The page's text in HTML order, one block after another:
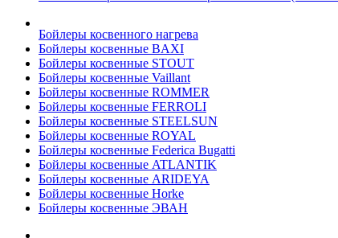
Бойлеры косвенного нагрева
Бойлеры косвенные BAXI
Бойлеры косвенные STOUT
Бойлеры косвенные Vaillant
Бойлеры косвенные ROMMER
Бойлеры косвенные FERROLI
Бойлеры косвенные STEELSUN
Бойлеры косвенные ROYAL
Бойлеры косвенные Federica Bugatti
Бойлеры косвенные ATLANTIK
Бойлеры косвенные ARIDEYA
Бойлеры косвенные Horke
Бойлеры косвенные ЭВАН